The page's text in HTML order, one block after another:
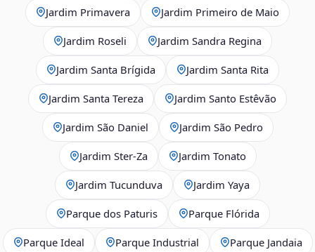
Jardim Primavera Jardim Primeiro de Maio
Jardim Roseli Jardim Sandra Regina
Jardim Santa Brígida Jardim Santa Rita
Jardim Santa Tereza Jardim Santo Estêvão
Jardim São Daniel Jardim São Pedro
Jardim Ster‑Za Jardim Tonato
Jardim Tucunduva Jardim Yaya
Parque dos Paturis Parque Flórida
Parque Ideal Parque Industrial Parque Jandaia